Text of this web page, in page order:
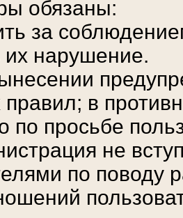
обязаны:
за
их нарушение.
правил; в
по просьбе
не
по поводу